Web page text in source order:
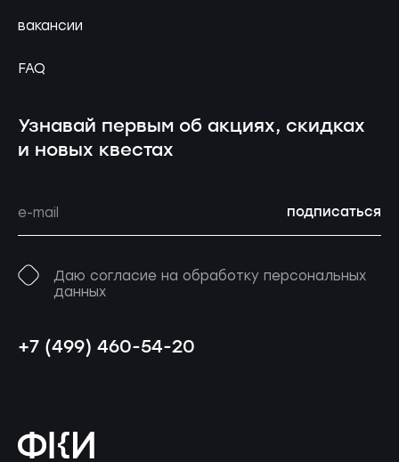
вакансии
FAQ
Узнавай первым об акциях, скидках
и новых квестах
подписаться
Даю согласие на обработку персональных
данных
+7 (499) 460-54-20